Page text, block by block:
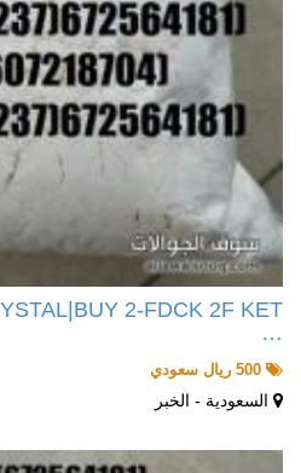
2-FDCK 2F KET
…
السعودية - الخبر